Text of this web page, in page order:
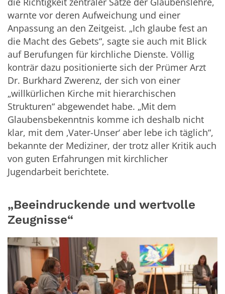
warnte vor deren Aufweichung und einer
Anpassung an den Zeitgeist. „Ich glaube fest an
die Macht des Gebets“, sagte sie auch mit Blick
auf Berufungen für kirchliche Dienste. Völlig
konträr dazu positionierte sich der Prümer Arzt
Dr. Burkhard Zwerenz, der sich von einer
„willkürlichen Kirche mit hierarchischen
Strukturen“ abgewendet habe. „Mit dem
Glaubensbekenntnis komme ich deshalb nicht
klar, mit dem ‚Vater-Unser‘ aber lebe ich täglich“,
bekannte der Mediziner, der trotz aller Kritik auch
von guten Erfahrungen mit kirchlicher
Jugendarbeit berichtete.
„Beeindruckende und wertvolle
Zeugnisse“